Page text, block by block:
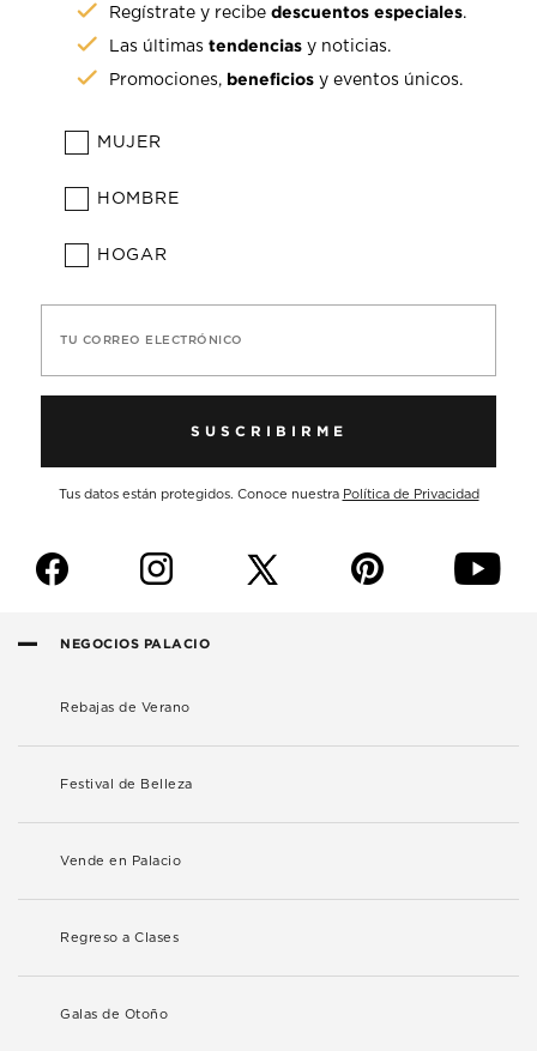
Regístrate y recibedescuentos especiales.
Las últimastendencias y noticias.
Promociones, beneficios y eventos únicos.
MUJER
HOMBRE
HOGAR
TU CORREO ELECTRÓNICO
SUSCRIBIRME
Tus datos están protegidos. Conoce nuestra Política de Privacidad
f i p y
NEGOCIOS PALACIO
Rebajas de Verano
Festival de Belleza
Vende en Palacio
Regreso a Clases
Galas de Otoño